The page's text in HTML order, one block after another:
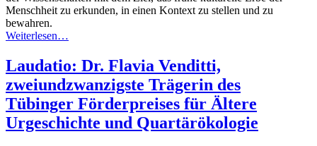
Menschheit zu erkunden, in einen Kontext zu stellen und zu
bewahren.
Weiterlesen…
Laudatio: Dr. Flavia Venditti,
zweiundzwanzigste Trägerin des
Tübinger Förderpreises für Ältere
Urgeschichte und Quartärökologie